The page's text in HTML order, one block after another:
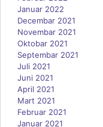
Januar 2022
Decembar 2021
Novembar 2021
Oktobar 2021
Septembar 2021
Juli 2021
Juni 2021
April 2021
Mart 2021
Februar 2021
Januar 2021